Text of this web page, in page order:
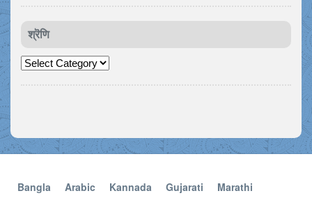
श्रॆणि
श्रॆणि
Bangla Arabic Kannada Gujarati Marathi